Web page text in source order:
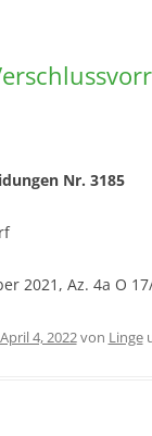
Nr. 3185
2021, Az. 4a O
April 4, 2022von Linge